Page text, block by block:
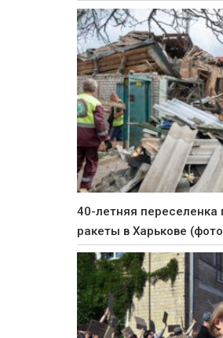
40-летняя переселенка
ракеты в Харькове